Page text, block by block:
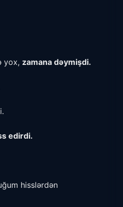
yox, zamana dəymişdi.
edirdi.
hisslərdən